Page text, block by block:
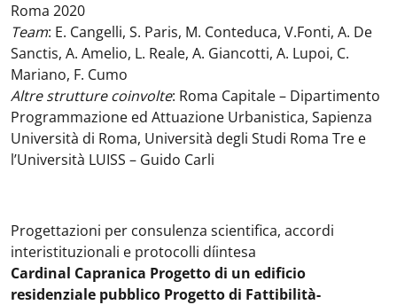
Roma 2020
Team: E. Cangelli, S. Paris, M. Conteduca, V.Fonti, A. De
Sanctis, A. Amelio, L. Reale, A. Giancotti, A. Lupoi, C.
Mariano, F. Cumo
Altre strutture coinvolte: Roma Capitale – Dipartimento
Programmazione ed Attuazione Urbanistica, Sapienza
Università di Roma, Università degli Studi Roma Tre e
l’Università LUISS – Guido Carli
Progettazioni per consulenza scientifica, accordi
interistituzionali e protocolli díintesa
Cardinal Capranica Progetto di un edificio
residenziale pubblico Progetto di Fattibilità-